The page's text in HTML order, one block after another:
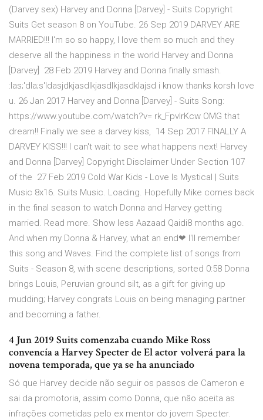
(Darvey sex) Harvey and Donna [Darvey] - Suits Copyright
Suits Get season 8 on YouTube. 26 Sep 2019 DARVEY ARE
MARRIED!!! I'm so so happy, I love them so much and they
deserve all the happiness in the world Harvey and Donna
[Darvey] 28 Feb 2019 Harvey and Donna finally smash.
:las;'dla;s'ldasjdkjasdlkjasdlkjasdklajsd i know thanks korsh love
u. 26 Jan 2017 Harvey and Donna [Darvey] - Suits Song:
https://www.youtube.com/watch?v= rk_FpvlrKcw OMG that
dream!! Finally we see a darvey kiss, 14 Sep 2017 FINALLY A
DARVEY KISS!!! I can't wait to see what happens next! Harvey
and Donna [Darvey] Copyright Disclaimer Under Section 107
of the 27 Feb 2019 Cold War Kids - Love Is Mystical | Suits
Music 8x16. Suits Music. Loading. Hopefully Mike comes back
in the final season to watch Donna and Harvey getting
married. Read more. Show less Aazaad Qaidi8 months ago.
And when my Donna & Harvey, what an end❤ I'll remember
this song and Waves. Find the complete list of songs from
Suits - Season 8, with scene descriptions, sorted 0:58 Donna
brings Louis, Peruvian ground silt, as a gift for giving up
mudding; Harvey congrats Louis on being managing partner
and becoming a father.
4 Jun 2019 Suits comenzaba cuando Mike Ross
convencía a Harvey Specter de El actor volverá para la
novena temporada, que ya se ha anunciado
Só que Harvey decide não seguir os passos de Cameron e
sai da promotoria, assim como Donna, que não aceita as
infrações cometidas pelo ex mentor do jovem Specter.